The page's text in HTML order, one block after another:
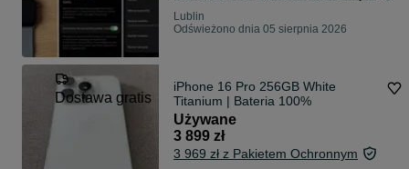
Lublin
Odświeżono dnia 05 sierpnia 2026
Dostawa gratis
iPhone 16 Pro 256GB White
Titanium | Bateria 100%
Używane
3 899 zł
3 969 zł z Pakietem Ochronnym